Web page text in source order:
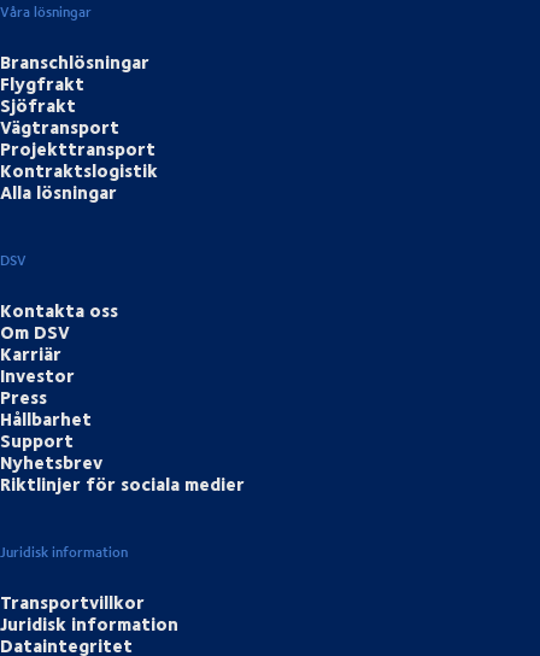
Våra lösningar
Branschlösningar
Flygfrakt
Sjöfrakt
Vägtransport
Projekttransport
Kontraktslogistik
Alla lösningar
DSV
Kontakta oss
Om DSV
Karriär
Investor
Press
Hållbarhet
Support
Nyhetsbrev
Riktlinjer för sociala medier
Juridisk information
Transportvillkor
Juridisk information
Dataintegritet